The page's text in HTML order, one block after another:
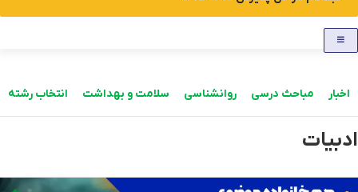
اخبار مباحث درسی روانشناسی سلامت و بهداشت انتخاب رشته
ادبیات